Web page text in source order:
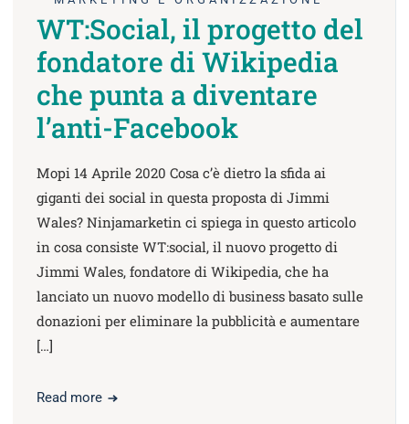
WT:Social, il progetto del
fondatore di Wikipedia
che punta a diventare
l’anti-Facebook
Mopi 14 Aprile 2020 Cosa c’è dietro la sfida ai
giganti dei social in questa proposta di Jimmi
Wales? Ninjamarketin ci spiega in questo articolo
in cosa consiste WT:social, il nuovo progetto di
Jimmi Wales, fondatore di Wikipedia, che ha
lanciato un nuovo modello di business basato sulle
donazioni per eliminare la pubblicità e aumentare
[…]
Read more